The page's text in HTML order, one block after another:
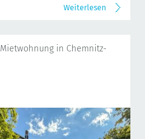
Weiterlesen
Mietwohnung in Chemnitz-